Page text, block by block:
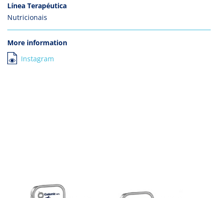
Línea Terapéutica
Nutricionais
More information
Instagram